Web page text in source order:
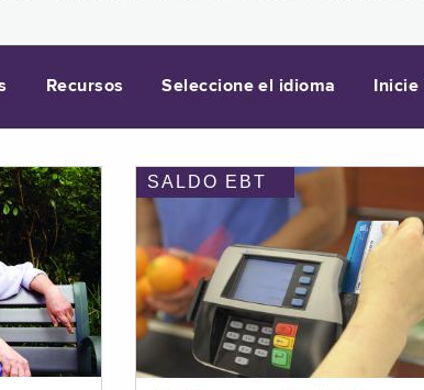
Recursos Seleccione el idioma
SALDO EBT